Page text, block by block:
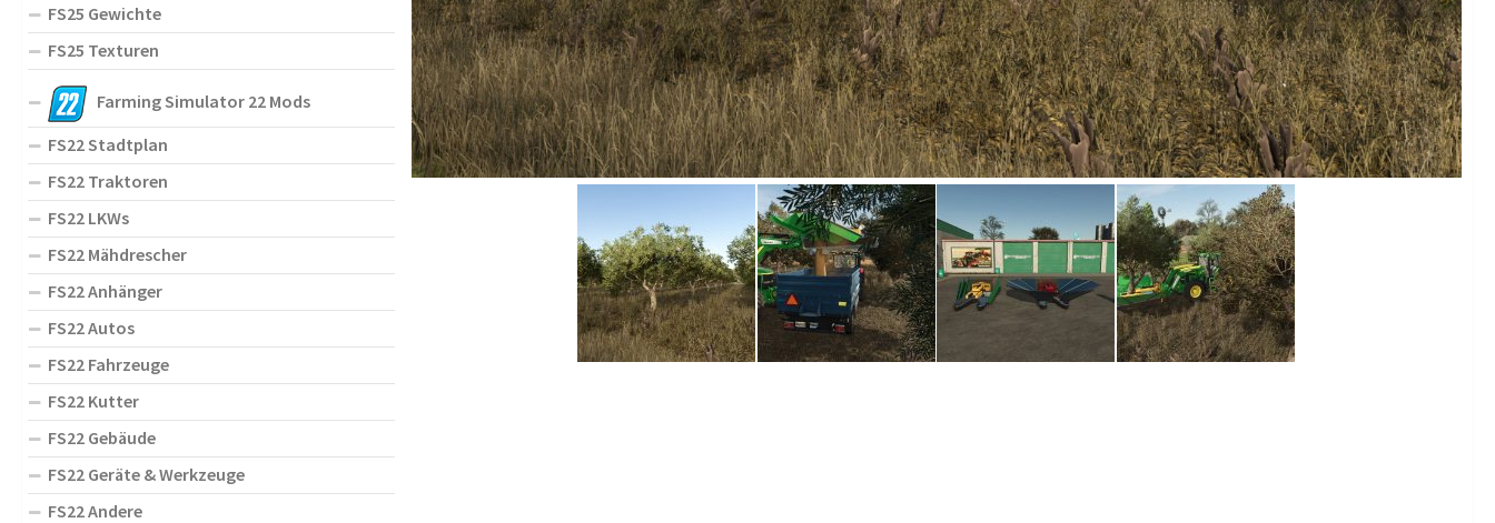
FS25 Gewichte
FS25 Texturen
Farming Simulator 22 Mods
FS22 Stadtplan
FS22 Traktoren
FS22 LKWs
FS22 Mähdrescher
FS22 Anhänger
FS22 Autos
FS22 Fahrzeuge
FS22 Kutter
FS22 Gebäude
FS22 Geräte & Werkzeuge
FS22 Andere